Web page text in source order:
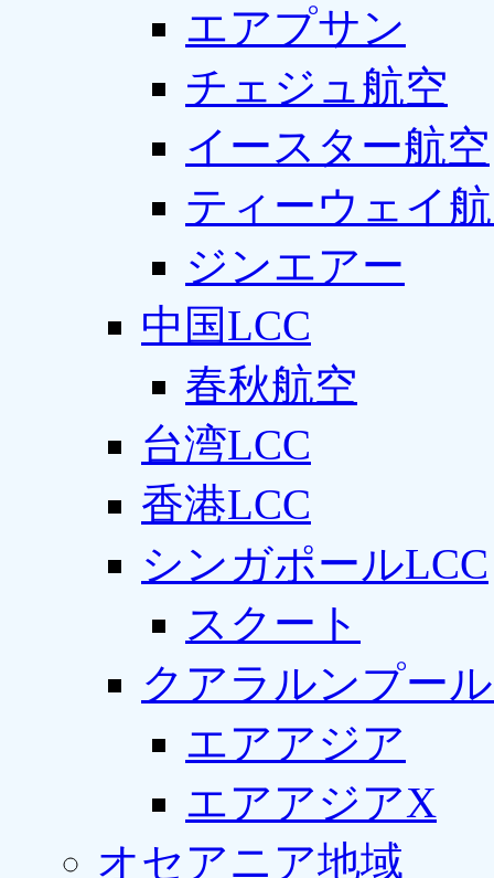
エアプサン
チェジュ航空
イースター航空
ティーウェイ
ジンエアー
中国LCC
春秋航空
台湾LCC
香港LCC
シンガポールLCC
スクート
クアラルンプー
エアアジア
エアアジアX
オセアニア地域